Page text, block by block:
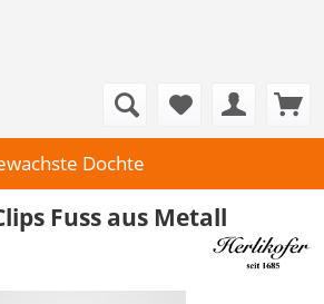
Dochte
Fuss aus Metall